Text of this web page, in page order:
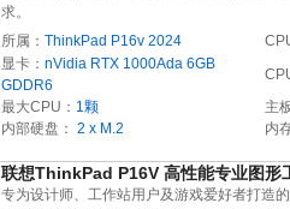
求。
所属： ThinkPad P16v 2024
显卡： nVidia RTX 1000Ada 6GB
GDDR6
最大CPU： 1颗 主
内部硬盘： 2 x M.2 内
联想ThinkPad P16V 高性能专业图形
专为设计师、工作站用户及游戏爱好者打造